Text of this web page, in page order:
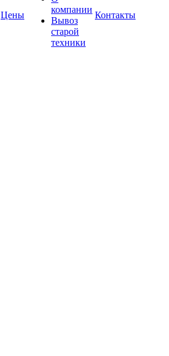
Цены
компании
Вывоз
старой
техники
Контакты